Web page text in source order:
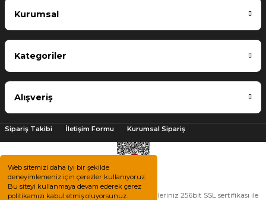
Web sitemizi daha iyi bir şekilde
deneyimlemeniz için çerezler kullanıyoruz.
Bu siteyi kullanmaya devam ederek çerez
politikamızı kabul etmiş oluyorsunuz.
Kurumsal
Kategoriler
Alışveriş
Sipariş Takibi İletişim Formu Kurumsal Sipariş
2025 © Tüm hakları saklıdır. Kredi kartı bilgileriniz 256bit SSL sertifikası ile